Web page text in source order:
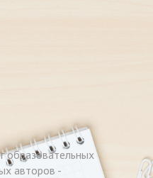
образовательных
авторов -